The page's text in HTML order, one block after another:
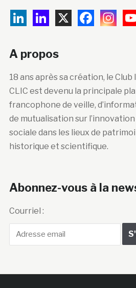
A propos
18 ans après sa création, le
CLIC est devenu la principale
francophone de veille,
de mutualisation sur
sociale dans les lieux de
historique et scientifique.
Abonnez-vous à la
Courriel :